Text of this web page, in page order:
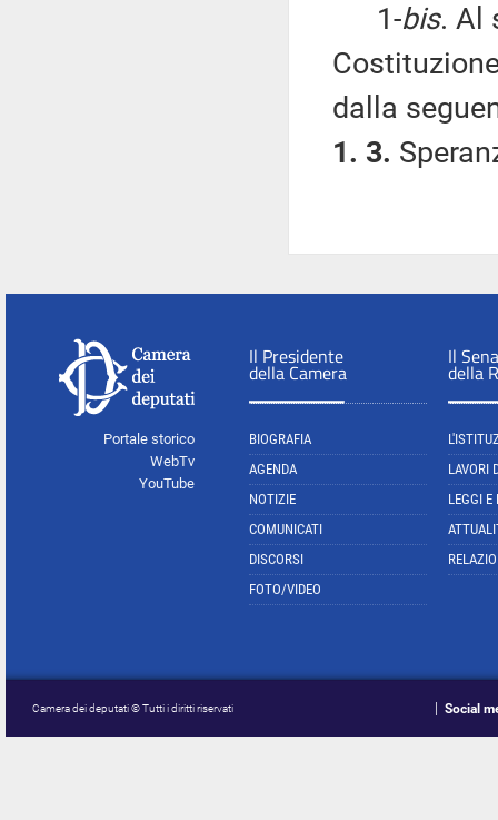
1-bis. Al
dalla
1. 3.
Portale storico
WebTv
YouTube
Il Presidente
della Camera
BIOGRAFIA
AGENDA
NOTIZIE
COMUNICATI
DISCORSI
FOTO/VIDEO
Il
della
LAVORI
LEGGI E
Camera dei deputati © Tutti i diritti riservati Social